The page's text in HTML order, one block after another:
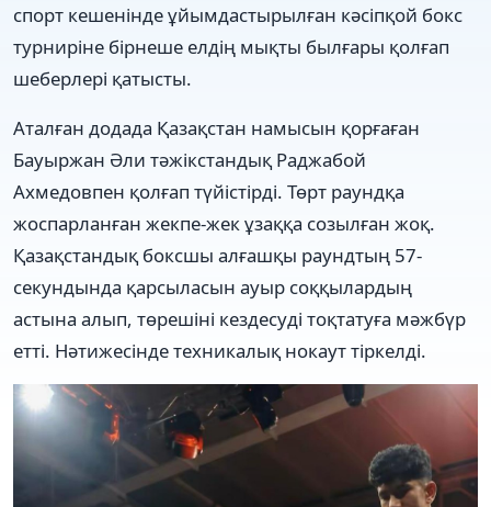
спорт кешенінде ұйымдастырылған кәсіпқой бокс
турниріне бірнеше елдің мықты былғары қолғап
шеберлері қатысты.
Аталған додада Қазақстан намысын қорғаған
Бауыржан Әли тәжікстандық Раджабой
Ахмедовпен қолғап түйістірді. Төрт раундқа
жоспарланған жекпе-жек ұзаққа созылған жоқ.
Қазақстандық боксшы алғашқы раундтың 57-
секундында қарсыласын ауыр соққылардың
астына алып, төрешіні кездесуді тоқтатуға мәжбүр
етті. Нәтижесінде техникалық нокаут тіркелді.